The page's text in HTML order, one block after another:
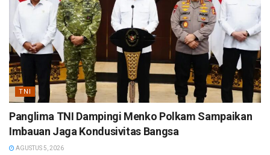
TNI
Panglima TNI Dampingi Menko Polkam Sampaikan
Imbauan Jaga Kondusivitas Bangsa
AGUSTUS 5, 2026